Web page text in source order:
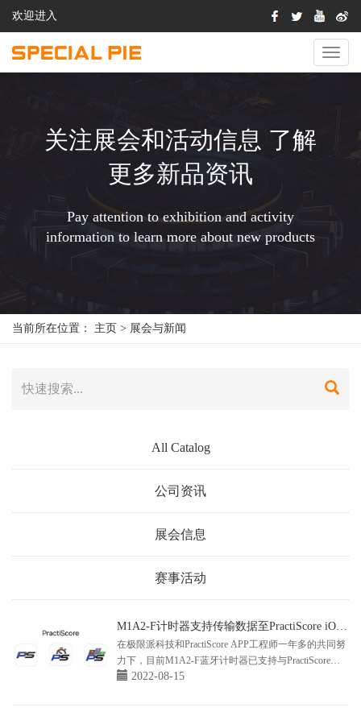
欢迎进入
切
换
关注展会和活动信息 了解
更多新品资讯
Pay attention to exhibition and activity
information to learn more about new products
当前所在位置： 主页 > 展会与新闻
All Catalog
公司资讯
展会信息
赛事活动
M1A2-F计时器支持传输数据至PractiScore iOS
版
在极限派科技和PractiScore APP工程师一年多的共同努
力下，目前M1A2-F蓝牙计时器已支持与PractiScore
APP安卓版/iOS版使用。PractiScore APP, PractiScore
2022-08-15